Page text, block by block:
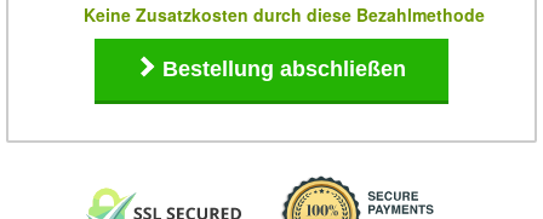
Keine Zusatzkosten durch diese Bezahlmethode
Bestellung abschließen